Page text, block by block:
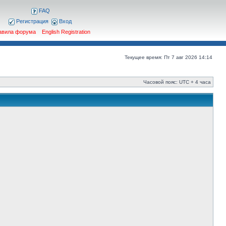
FAQ
Регистрация
Вход
форума
English Registration
Текущее время: Пт 7 авг 2026 14:14
Часовой пояс: UTC + 4 часа